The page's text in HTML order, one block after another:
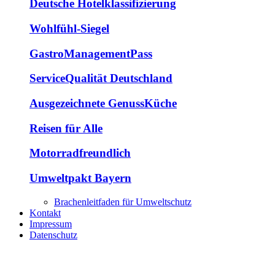
Deutsche Hotelklassifizierung
Wohlfühl-Siegel
GastroManagementPass
ServiceQualität Deutschland
Ausgezeichnete GenussKüche
Reisen für Alle
Motorradfreundlich
Umweltpakt Bayern
Brachenleitfaden für Umweltschutz
Kontakt
Impressum
Datenschutz